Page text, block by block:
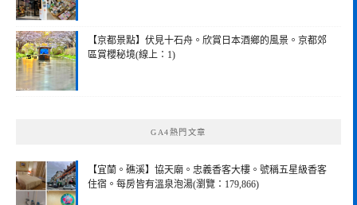
【京都景點】伏見十石舟。欣賞日本酒鄉的風景。京都郊
區賞櫻秘境(線上：1)
GA4熱門文章
【宜蘭。礁溪】協天廟。忠義香客大樓。號稱五星級香客
住宿。每房皆有溫泉泡湯(瀏覽：179,866)